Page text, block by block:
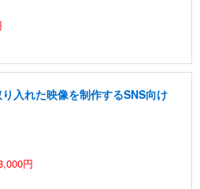
り入れた映像を制作するSNS向け
円